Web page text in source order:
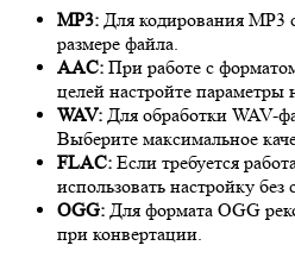
MP3: Для кодирования MP3
размере файла.
AAC: При работе с
целей настройте параметры
WAV: Для обработки WAV-
Выберите максимальное
FLAC: Если требуется
использовать настройку без
OGG: Для формата OGG
при конвертации.